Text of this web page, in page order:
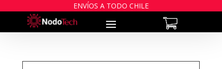
ENVÍOS A TODO CHILE